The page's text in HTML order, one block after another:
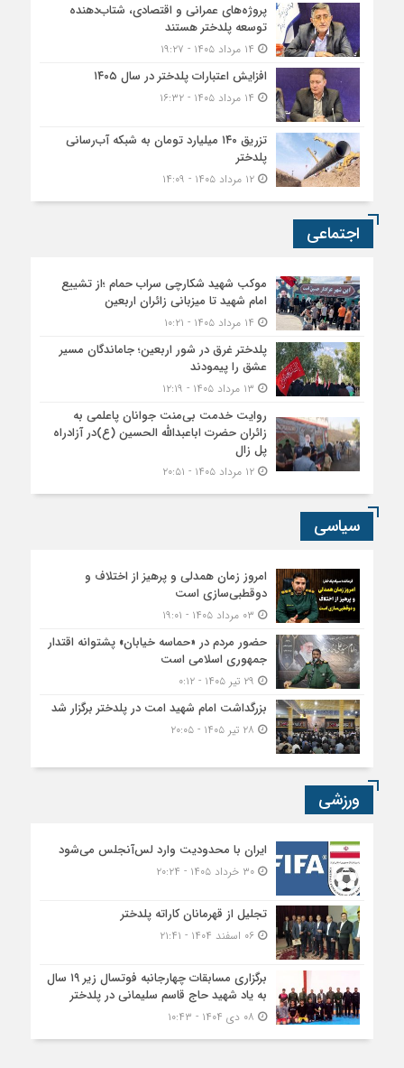
پروژه‌های عمرانی و اقتصادی، شتاب‌دهنده
توسعه پلدختر هستند
افزایش اعتبارات پلدختر در سال ۱۴۰۵
تزریق ۱۴۰ میلیارد تومان به شبکه آب‌رسانی
پلدختر
۱۲ مرداد ۱۴۰۵ - ۱۴:۰۹
اجتماعی
موکب شهید شکارچی سراب حمام ؛از تشییع
امام شهید تا میزبانی زائران اربعین
پلدختر غرق در شور اربعین؛ جاماندگان مسیر
عشق را پیمودند
روایت خدمت بی‌منت جوانان پاعلمی به
زائران حضرت اباعبدالله الحسین (ع)در آزادراه
پل زال
۱۲ مرداد ۱۴۰۵ - ۲۰:۵۱
سیاسی
امروز زمان همدلی و پرهیز از اختلاف و
دوقطبی‌سازی است
حضور مردم در «حماسه خیابان» پشتوانه اقتدار
جمهوری اسلامی است
بزرگداشت امام شهید امت در پلدختر برگزار شد
ورزشی
ایران با محدودیت وارد لس‌آنجلس می‌شود
۳۰ خرداد ۱۴۰۵ - ۲۰:۲۴
تجلیل از قهرمانان کاراته پلدختر
۰۶ اسفند ۱۴۰۴ - ۲۱:۴۱
برگزاری مسابقات چهارجانبه فوتسال زیر ۱۹ سال
به یاد شهید حاج قاسم سلیمانی در پلدختر